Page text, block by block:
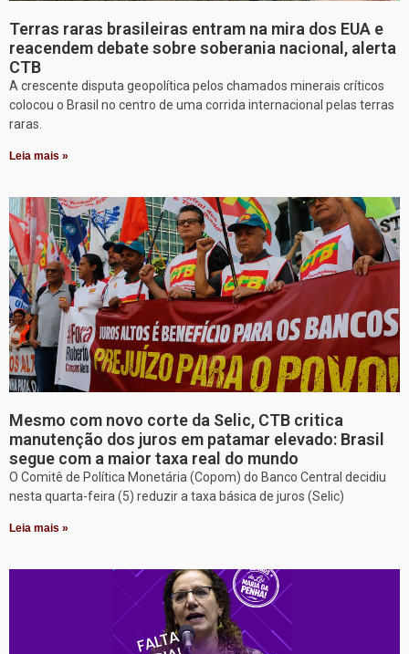
Terras raras brasileiras entram na mira dos EUA e
reacendem debate sobre soberania nacional, alerta
CTB
A crescente disputa geopolítica pelos chamados minerais críticos
colocou o Brasil no centro de uma corrida internacional pelas terras
raras.
Leia mais »
Mesmo com novo corte da Selic, CTB critica
manutenção dos juros em patamar elevado: Brasil
segue com a maior taxa real do mundo
O Comitê de Política Monetária (Copom) do Banco Central decidiu
nesta quarta-feira (5) reduzir a taxa básica de juros (Selic)
Leia mais »